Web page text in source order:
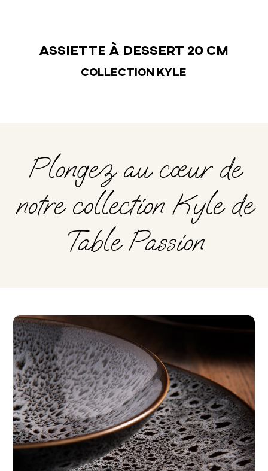
Assiette à dessert 20 cm
Collection Kyle
Plongez au cœur de
notre collection Kyle de
Table Passion